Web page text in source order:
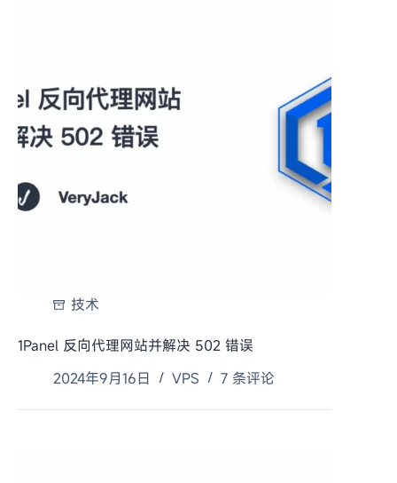
技术
1Panel 反向代理网站并解决 502 错误
2024年9月16日
VPS 7 条评论